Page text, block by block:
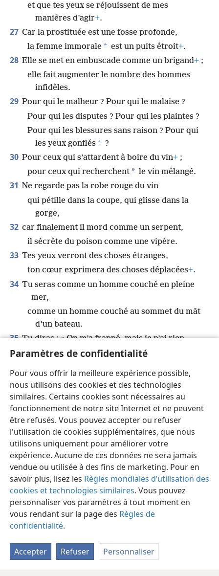
Paramètres de confidentialité
Pour vous offrir la meilleure expérience possible,
nous utilisons des cookies et des technologies
similaires. Certains cookies sont nécessaires au
fonctionnement de notre site Internet et ne peuvent
être refusés. Vous pouvez accepter ou refuser
l'utilisation de cookies supplémentaires, que nous
utilisons uniquement pour améliorer votre
expérience. Aucune de ces données ne sera jamais
vendue ou utilisée à des fins de marketing. Pour en
savoir plus, lisez les Règles mondiales d’utilisation des
cookies et technologies similaires. Vous pouvez
personnaliser vos paramètres à tout moment en
vous rendant sur la page des Règles de
confidentialité.
Accepter Refuser Personnaliser
et que tes yeux se réjouissent de mes
manières d’agir+.
27 Car la prostituée est une fosse profonde,
la femme immorale * est un puits étroit+.
28 Elle se met en embuscade comme un brigand+ ;
elle fait augmenter le nombre des hommes
infidèles.
29 Pour qui le malheur ? Pour qui le malaise ?
Pour qui les disputes ? Pour qui les plaintes ?
Pour qui les blessures sans raison ? Pour qui
les yeux gonflés * ?
30 Pour ceux qui s’attardent à boire du vin+ ;
pour ceux qui recherchent * le vin mélangé.
31 Ne regarde pas la robe rouge du vin
qui pétille dans la coupe, qui glisse dans la
gorge,
32 car finalement il mord comme un serpent,
il sécrète du poison comme une vipère.
33 Tes yeux verront des choses étranges,
ton cœur exprimera des choses déplacées+.
34 Tu seras comme un homme couché en pleine
mer,
comme un homme couché au sommet du mât
d’un bateau.
35 Tu diras : « On m’a frappé, mais je n’ai rien
senti * .
Quand me réveillerai-je
+?
J’ai encore soif * ... »
Français Partager Préférences
Copyright © 2026 Watch Tower Bible and Tract Society of Pennsylvania
Conditions d’utilisation
Règles de confidentialité
Paramètres de confidentialité
JW.ORG Se connecter